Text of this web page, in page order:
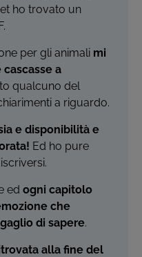
ho trovato un
per gli animali mi
cascasse a
qualcuno del
a riguardo.
e disponibilità e
Ed ho pure
ed ogni capitolo
che
di sapere.
alla fine del